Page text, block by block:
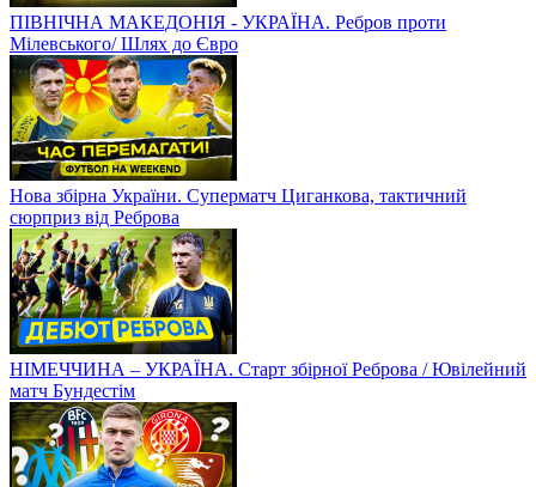
ПІВНІЧНА МАКЕДОНІЯ - УКРАЇНА. Ребров проти
Мілевського/ Шлях до Євро
Нова збірна України. Суперматч Циганкова, тактичний
сюрприз від Реброва
НІМЕЧЧИНА – УКРАЇНА. Старт збірної Реброва / Ювілейний
матч Бундестім